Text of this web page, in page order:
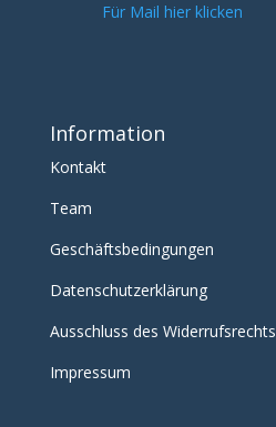
Für Mail hier klicken
Information
Kontakt
Team
Geschäftsbedingungen
Datenschutzerklärung
Ausschluss des Widerrufsrechts
Impressum